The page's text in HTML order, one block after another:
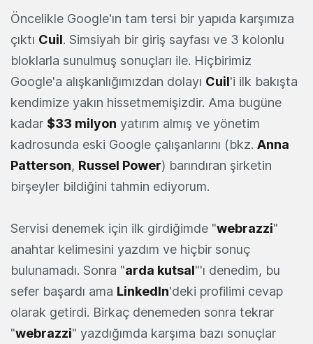
Öncelikle Google'ın tam tersi bir yapıda karşımıza
çıktı Cuil. Simsiyah bir giriş sayfası ve 3 kolonlu
bloklarla sunulmuş sonuçları ile. Hiçbirimiz
Google'a alışkanlığımızdan dolayı Cuil'i ilk bakışta
kendimize yakın hissetmemişizdir. Ama bugüne
kadar $33 milyon yatırım almış ve yönetim
kadrosunda eski Google çalışanlarını (bkz. Anna
Patterson, Russel Power) barındıran şirketin
birşeyler bildiğini tahmin ediyorum.
Servisi denemek için ilk girdiğimde "webrazzi"
anahtar kelimesini yazdım ve hiçbir sonuç
bulunamadı. Sonra "arda kutsal"'ı denedim, bu
sefer başardı ama LinkedIn'deki profilimi cevap
olarak getirdi. Birkaç denemeden sonra tekrar
"webrazzi" yazdığımda karşıma bazı sonuçlar